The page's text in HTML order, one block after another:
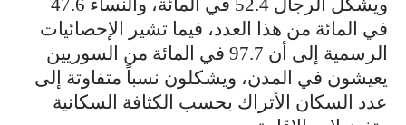
ويشكل الرجال 52.4 في المائة، والنساء 47.6
في المائة من هذا العدد، فيما تشير الإحصائيات
الرسمية إلى أن 97.7 في المائة من السوريين
يعيشون في المدن، ويشكلون نسباً متفاوتة إلى
عدد السكان الأتراك بحسب الكثافة السكانية